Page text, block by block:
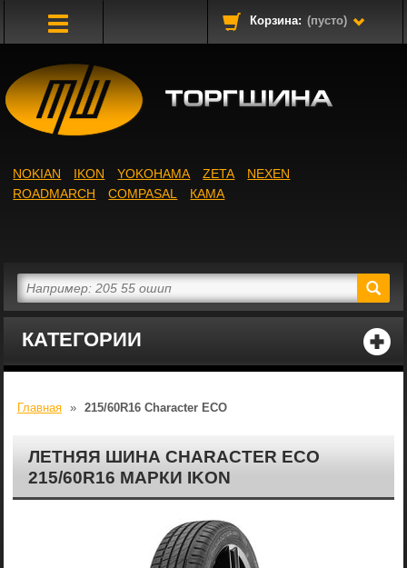
Корзина: (пусто)
КАТЕГОРИИ
NOKIAN IKON YOKOHAMA ZETA
NEXEN
ROADMARCH
COMPASAL КАМА
Главная » 215/60R16 Character ECO
ЛЕТНЯЯ ШИНА CHARACTER ECO
215/60R16 МАРКИ IKON